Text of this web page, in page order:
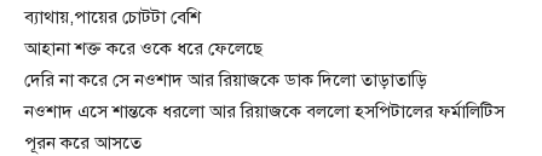
ব্যাথায়,পায়ের চোটটা বেশি
আহানা শক্ত করে ওকে ধরে ফেলেছে
দেরি না করে সে নওশাদ আর রিয়াজকে ডাক দিলো তাড়াতাড়ি
নওশাদ এসে শান্তকে ধরলো আর রিয়াজকে বললো হসপিটালের ফর্মালিটিস
পূরন করে আসতে